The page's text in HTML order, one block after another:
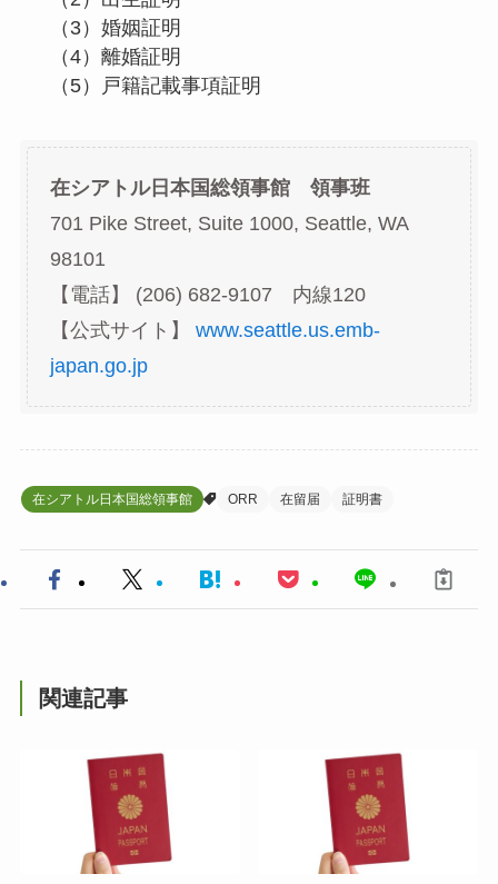
（3）婚姻証明
（4）離婚証明
（5）戸籍記載事項証明
在シアトル日本国総領事館 領事班
701 Pike Street, Suite 1000, Seattle, WA
98101
【電話】 (206) 682-9107 内線120
【公式サイト】 www.seattle.us.emb-
japan.go.jp
在シアトル日本国総領事館 ORR 在留届 証明書
関連記事